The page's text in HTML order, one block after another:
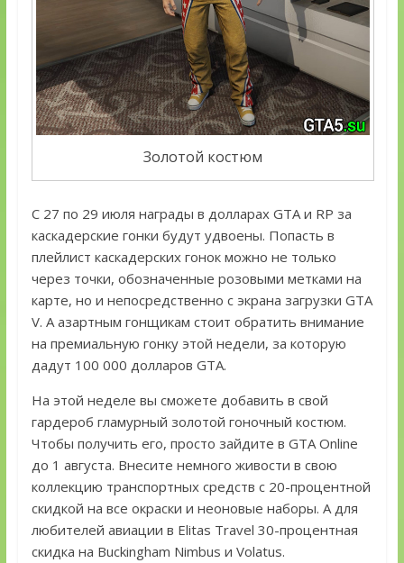
Золотой костюм
С 27 по 29 июля награды в долларах GTA и RP за
каскадерские гонки будут удвоены. Попасть в
плейлист каскадерских гонок можно не только
через точки, обозначенные розовыми метками на
карте, но и непосредственно с экрана загрузки GTA
V. А азартным гонщикам стоит обратить внимание
на премиальную гонку этой недели, за которую
дадут 100 000 долларов GTA.
На этой неделе вы сможете добавить в свой
гардероб гламурный золотой гоночный костюм.
Чтобы получить его, просто зайдите в GTA Online
до 1 августа. Внесите немного живости в свою
коллекцию транспортных средств с 20-процентной
скидкой на все окраски и неоновые наборы. А для
любителей авиации в Elitas Travel 30-процентная
скидка на Buckingham Nimbus и Volatus.